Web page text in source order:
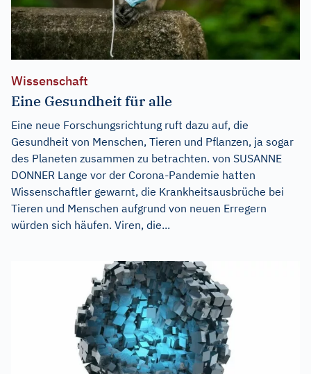
Wissenschaft
Eine Gesundheit für alle
Eine neue Forschungsrichtung ruft dazu auf, die
Gesundheit von Menschen, Tieren und Pflanzen, ja sogar
des Planeten zusammen zu betrachten. von SUSANNE
DONNER Lange vor der Corona-Pandemie hatten
Wissenschaftler gewarnt, die Krankheitsausbrüche bei
Tieren und Menschen aufgrund von neuen Erregern
würden sich häufen. Viren, die...